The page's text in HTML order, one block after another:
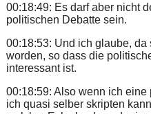
00:18:49: Es darf aber nicht
politischen Debatte sein.
00:18:53: Und ich glaube,
worden, so dass die
interessant ist.
00:18:59: Also wenn ich
ich quasi selber skripten